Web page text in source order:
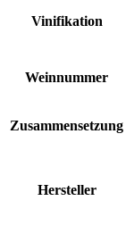
Vinifikation
Weinnummer
Zusammensetzung
Hersteller